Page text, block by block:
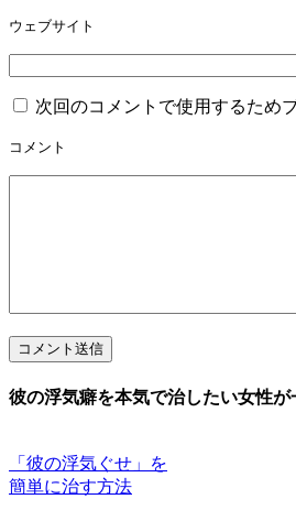
ウェブサイト
次回のコメントで使用するため
コメント
コメント送信
彼の浮気癖を本気で治したい女性
「彼の浮気ぐせ」を
簡単に治す方法